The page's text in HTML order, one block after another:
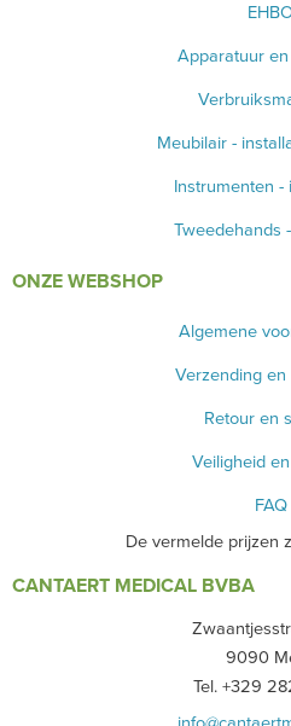
Apparatuur
Meubilair -
Instrumenten -
Tweedehands
ONZE WEBSHOP
Algemene
Verzending en
Retour en
Veiligheid
FAQ
De vermelde prijzen
CANTAERT MEDICAL BVBA
9090
Tel. +329